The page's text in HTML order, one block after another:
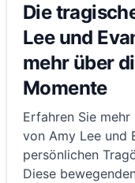
Die
Lee und
mehr über
Momente
Erfahren Sie
von Amy Lee und
persönlichen
Diese